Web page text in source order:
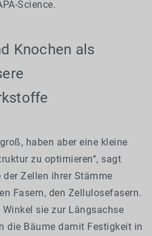
Science.
Knochen als
haben aber eine kleine
zu optimieren“, sagt
der Zellen ihrer Stämme
Fasern, den Zellulosefasern.
sie zur Längsachse
die Bäume damit Festigkeit in